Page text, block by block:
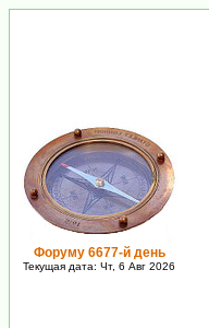
Форуму 6677-й день
Текущая дата: Чт, 6 Авг 2026